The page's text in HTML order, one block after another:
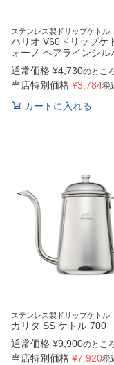
ステンレス製ドリップケトル
ハリオ V60ドリップケ
ォーノ ヘアラインシル
通常価格 ¥4,730のとこ
当店特別価格 ¥3,784税
カートに入れる
ステンレス製ドリップケトル
カリタ SS ケトル 700
通常価格 ¥9,900のとこ
当店特別価格 ¥7,920税